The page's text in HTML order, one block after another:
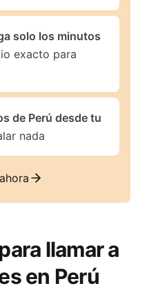
solo los minutos
exacto para
de Perú desde tu
nada
llamar a
en Perú